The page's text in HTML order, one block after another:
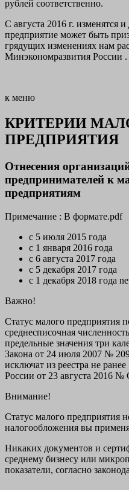
рублей соответственно.
С августа 2016 г. изменятся
предприятие может быть
грядущих изменениях нам
Минэкономразвития России .
к меню
КРИТЕРИИ
ПРЕДПРИЯТИЯ
Отнесения
предпринимателей к
предприятиям
Примечание : В формате.pdf
с 5 июля 2015 года
с 1 января 2016 года
с 6 августа 2017 года
с 5 декабря 2017 года
с 1 декабря 2018 года
Важно!
Статус малого предприятия
среднесписочная
предельные значения три
Закона от 24 июля 2007 №
исключат из реестра не
России от 23 августа 2016
Внимание!
Статус малого предприятия
налогообложения вы
Никаких документов и
среднему бизнесу или
показатели, согласно